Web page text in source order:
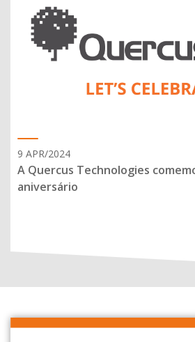
9 APR/2024
A Quercus Technologies
aniversário